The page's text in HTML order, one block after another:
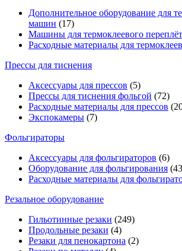
Дополнительное оборудование для
машин (17)
Машины для термоклеевого
Расходные материалы для
Прессы для тиснения
Аксессуары для прессов (5)
Прессы для тиснения фольгой (72)
Расходные материалы для прессов
Экспокамеры (7)
Фольгираторы
Аксессуары для фольгираторов (6)
Оборудование для фольгирования
Расходные материалы для
Резальное оборудование
Гильотинные резаки (249)
Продольные резаки (4)
Резаки для пенокартона (2)